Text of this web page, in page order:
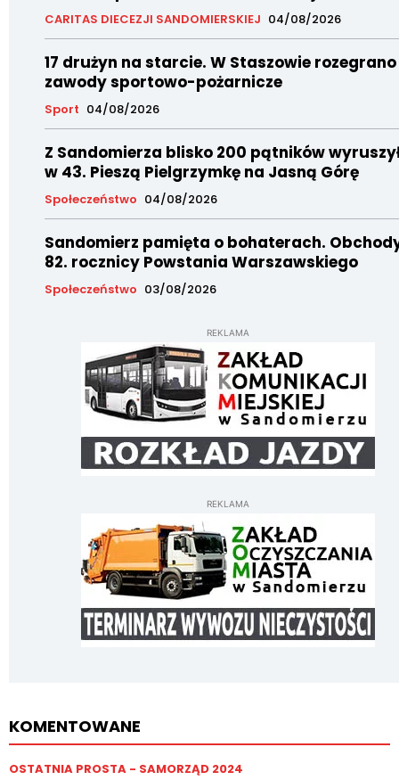
CARITAS DIECEZJI SANDOMIERSKIEJ 04/08/2026
17 drużyn na starcie. W Staszowie rozegrano
zawody sportowo-pożarnicze
Sport 04/08/2026
Z Sandomierza blisko 200 pątników
w 43. Pieszą Pielgrzymkę na Jasną Górę
Społeczeństwo 04/08/2026
Sandomierz pamięta o bohaterach.
82. rocznicy Powstania Warszawskiego
Społeczeństwo 03/08/2026
REKLAMA
REKLAMA
KOMENTOWANE
OSTATNIA PROSTA - SAMORZĄD 2024